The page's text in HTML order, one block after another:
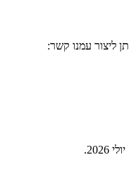
ליצור עמנו קשר: